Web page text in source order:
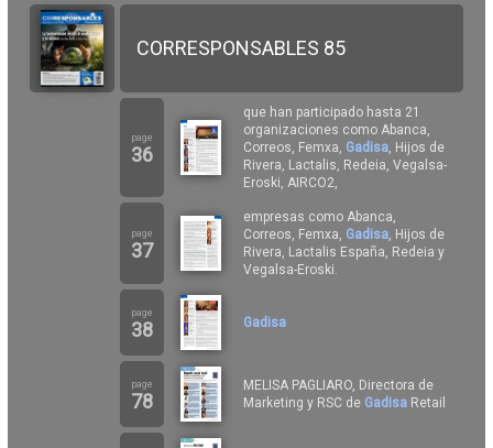
CORRESPONSABLES 85
page
36
que han participado hasta 21
organizaciones como Abanca,
Correos, Femxa, Gadisa, Hijos de
Rivera, Lactalis, Redeia, Vegalsa-
Eroski, AIRCO2,
page
37
empresas como Abanca,
Correos, Femxa, Gadisa, Hijos de
Rivera, Lactalis España, Redeia y
Vegalsa-Eroski.
page
38 Gadisa
page
78
MELISA PAGLIARO, Directora de
Marketing y RSC de Gadisa Retail